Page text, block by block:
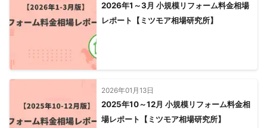
2026年1～3月 小規模リフォーム料金相場
レポート【ミツモア相場研究所】
2026年01月13日
2025年10～12月 小規模リフォーム料金相
場レポート【ミツモア相場研究所】